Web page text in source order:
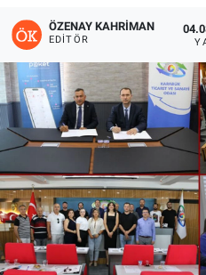
ÖZENAY KAHRIMAN
EDITÖR